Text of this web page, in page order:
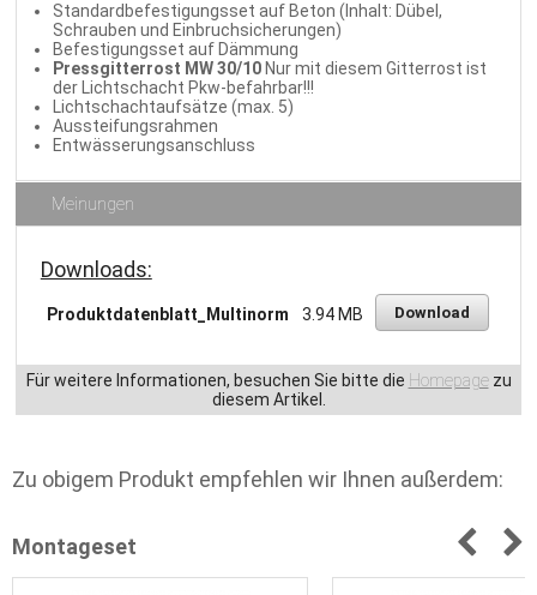
Standardbefestigungsset auf Beton (Inhalt: Dübel,
Schrauben und Einbruchsicherungen)
Befestigungsset auf Dämmung
Pressgitterrost MW 30/10 Nur mit diesem Gitterrost ist
der Lichtschacht Pkw-befahrbar!!!
Lichtschachtaufsätze (max. 5)
Aussteifungsrahmen
Entwässerungsanschluss
Meinungen
Downloads:
Produktdatenblatt_Multinorm 3.94 MB Download
Für weitere Informationen, besuchen Sie bitte die Homepagezu
diesem Artikel.
Zu obigem Produkt empfehlen wir Ihnen außerdem:
Montageset